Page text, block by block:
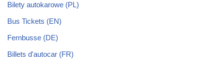
Bilety autokarowe (PL)
Bus Tickets (EN)
Fernbusse (DE)
Billets d'autocar (FR)